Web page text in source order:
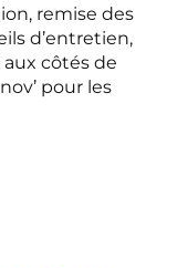
remise des
d’entretien,
côtés de
pour les